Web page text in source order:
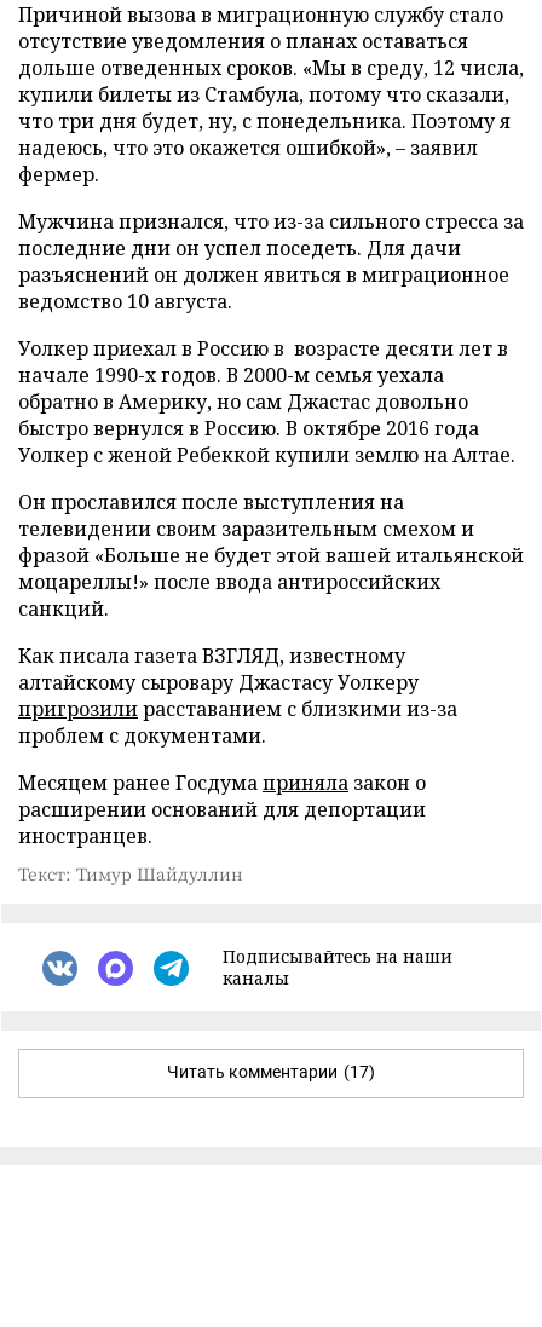
Причиной вызова в миграционную службу стало
отсутствие уведомления о планах оставаться
дольше отведенных сроков. «Мы в среду, 12 числа,
купили билеты из Стамбула, потому что сказали,
что три дня будет, ну, с понедельника. Поэтому я
надеюсь, что это окажется ошибкой», – заявил
фермер.
Мужчина признался, что из-за сильного стресса за
последние дни он успел поседеть. Для дачи
разъяснений он должен явиться в миграционное
ведомство 10 августа.
Уолкер приехал в Россию в возрасте десяти лет в
начале 1990-х годов. В 2000-м семья уехала
обратно в Америку, но сам Джастас довольно
быстро вернулся в Россию. В октябре 2016 года
Уолкер с женой Ребеккой купили землю на Алтае.
Он прославился после выступления на
телевидении своим заразительным смехом и
фразой «Больше не будет этой вашей итальянской
моцареллы!» после ввода антироссийских
санкций.
Как писала газета ВЗГЛЯД, известному
алтайскому сыровару Джастасу Уолкеру
пригрозилирасставанием с близкими из-за
проблем с документами.
Месяцем ранее Госдумаприняла закон о
расширении оснований для депортации
иностранцев.
Текст: Тимур Шайдуллин
Подписывайтесь на наши
каналы
Читать комментарии (17)